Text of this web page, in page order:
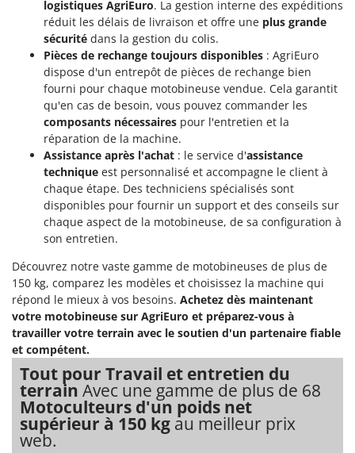
logistiques AgriEuro. La gestion interne des expéditions
réduit les délais de livraison et offre une plus grande
sécurité dans la gestion du colis.
Pièces de rechange toujours disponibles : AgriEuro
dispose d'un entrepôt de pièces de rechange bien
fourni pour chaque motobineuse vendue. Cela garantit
qu'en cas de besoin, vous pouvez commander les
composants nécessaires pour l'entretien et la
réparation de la machine.
Assistance après l'achat : le service d'assistance
technique est personnalisé et accompagne le client à
chaque étape. Des techniciens spécialisés sont
disponibles pour fournir un support et des conseils sur
chaque aspect de la motobineuse, de sa configuration à
son entretien.
Découvrez notre vaste gamme de motobineuses de plus de
150 kg, comparez les modèles et choisissez la machine qui
répond le mieux à vos besoins. Achetez dès maintenant
votre motobineuse sur AgriEuro et préparez-vous à
travailler votre terrain avec le soutien d'un partenaire fiable
et compétent.
Tout pour Travail et entretien du
terrain Avec une gamme de plus de 68
Motoculteurs d'un poids net
supérieur à 150 kg au meilleur prix
web.